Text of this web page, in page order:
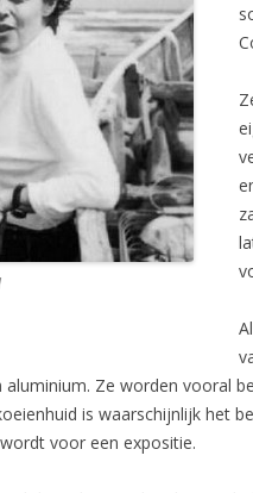
aluminium. Ze worden vooral
is waarschijnlijk het
voor een expositie.